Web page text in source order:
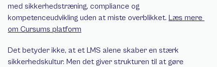
med sikkerhedstræning, compliance og
kompetenceudvikling uden at miste overblikket. Læs mere
om Cursums platform
Det betyder ikke, at et LMS alene skaber en stærk
sikkerhedskultur. Men det giver strukturen til at gøre